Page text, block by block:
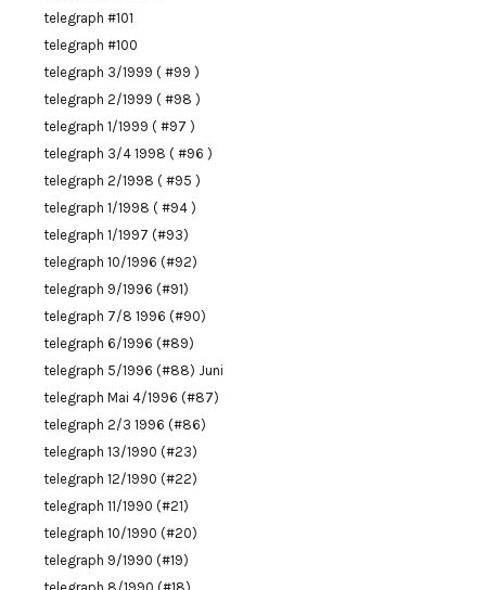
telegraph #101
telegraph #100
telegraph 3/1999 ( #99 )
telegraph 2/1999 ( #98 )
telegraph 1/1999 ( #97 )
telegraph 3/4 1998 ( #96 )
telegraph 2/1998 ( #95 )
telegraph 1/1998 ( #94 )
telegraph 1/1997 (#93)
telegraph 10/1996 (#92)
telegraph 9/1996 (#91)
telegraph 7/8 1996 (#90)
telegraph 6/1996 (#89)
telegraph 5/1996 (#88) Juni
telegraph Mai 4/1996 (#87)
telegraph 2/3 1996 (#86)
telegraph 13/1990 (#23)
telegraph 12/1990 (#22)
telegraph 11/1990 (#21)
telegraph 10/1990 (#20)
telegraph 9/1990 (#19)